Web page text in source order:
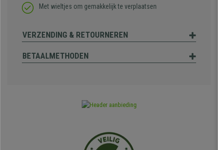
Met wieltjes om gemakkelijk te verplaatsen
VERZENDING & RETOURNEREN
BETAALMETHODEN